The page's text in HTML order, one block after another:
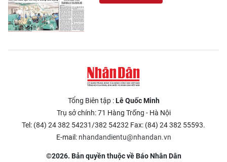
Tổng Biên tập :Lê Quốc Minh
Trụ sở chính: 71 Hàng Trống - Hà Nội
Tel: (84) 24 382 54231/382 54232 Fax: (84) 24 382 55593.
E-mail: nhandandientu@nhandan.vn
©2026. Bản quyền thuộc về Báo Nhân Dân